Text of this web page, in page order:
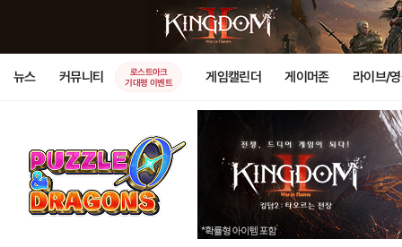
뉴스 커뮤니티
로스트아크
기대평 이벤트
게임캘린더 게이머존 라이브/